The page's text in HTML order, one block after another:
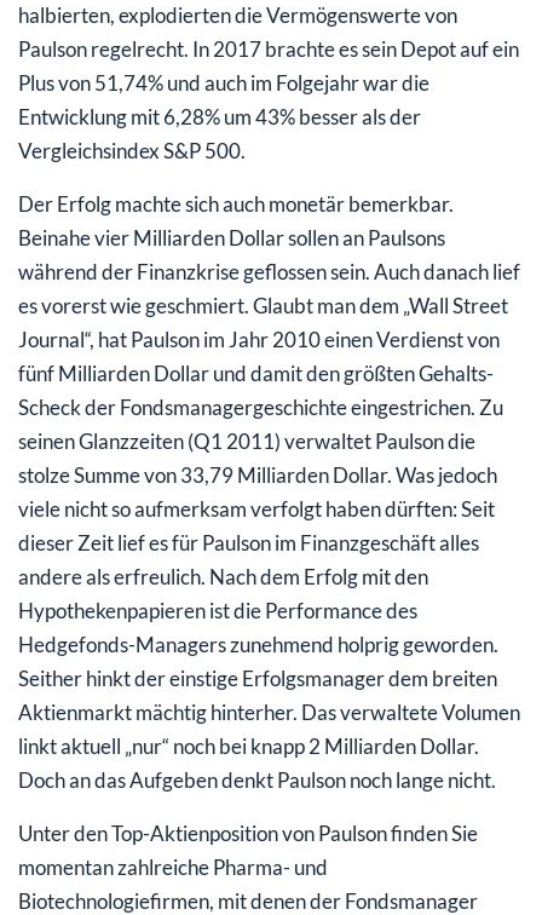
halbierten, explodierten die Vermögenswerte von
Paulson regelrecht. In 2017 brachte es sein Depot auf ein
Plus von 51,74% und auch im Folgejahr war die
Entwicklung mit 6,28% um 43% besser als der
Vergleichsindex S&P 500.
Der Erfolg machte sich auch monetär bemerkbar.
Beinahe vier Milliarden Dollar sollen an Paulsons
während der Finanzkrise geflossen sein. Auch danach lief
es vorerst wie geschmiert. Glaubt man dem „Wall Street
Journal“, hat Paulson im Jahr 2010 einen Verdienst von
fünf Milliarden Dollar und damit den größten Gehalts-
Scheck der Fondsmanagergeschichte eingestrichen. Zu
seinen Glanzzeiten (Q1 2011) verwaltet Paulson die
stolze Summe von 33,79 Milliarden Dollar. Was jedoch
viele nicht so aufmerksam verfolgt haben dürften: Seit
dieser Zeit lief es für Paulson im Finanzgeschäft alles
andere als erfreulich. Nach dem Erfolg mit den
Hypothekenpapieren ist die Performance des
Hedgefonds-Managers zunehmend holprig geworden.
Seither hinkt der einstige Erfolgsmanager dem breiten
Aktienmarkt mächtig hinterher. Das verwaltete Volumen
linkt aktuell „nur“ noch bei knapp 2 Milliarden Dollar.
Doch an das Aufgeben denkt Paulson noch lange nicht.
Unter den Top-Aktienposition von Paulson finden Sie
momentan zahlreiche Pharma- und
Biotechnologiefirmen, mit denen der Fondsmanager